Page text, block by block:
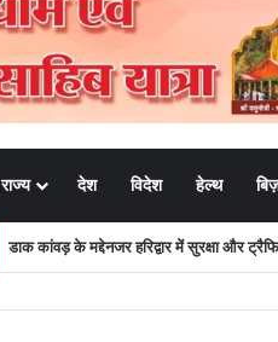
राज्य देश विदेश हेल्थ
डाक कांवड़ के मद्देनजर हरिद्वार में सुरक्षा और